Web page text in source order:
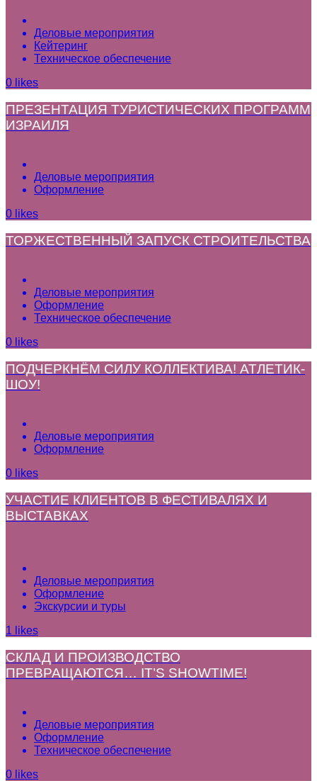
Деловые мероприятия
Кейтеринг
Техническое обеспечение
0 likes
ПРЕЗЕНТАЦИЯ ТУРИСТИЧЕСКИХ ПРОГРАММ
ИЗРАИЛЯ
Деловые мероприятия
Оформление
0 likes
ТОРЖЕСТВЕННЫЙ ЗАПУСК СТРОИТЕЛЬСТВА
Деловые мероприятия
Оформление
Техническое обеспечение
0 likes
ПОДЧЕРКНЁМ СИЛУ КОЛЛЕКТИВА! АТЛЕТИК-
ШОУ!
Деловые мероприятия
Оформление
0 likes
УЧАСТИЕ КЛИЕНТОВ В ФЕСТИВАЛЯХ И
ВЫСТАВКАХ
Деловые мероприятия
Оформление
Экскурсии и туры
1 likes
СКЛАД И ПРОИЗВОДСТВО
ПРЕВРАЩАЮТСЯ… IT’S SHOWTIME!
Деловые мероприятия
Оформление
Техническое обеспечение
0 likes